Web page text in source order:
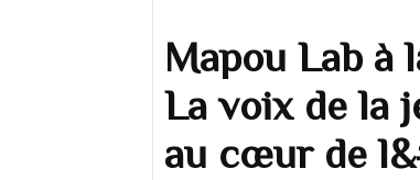
Mapou Lab à
La voix de la
au cœur de